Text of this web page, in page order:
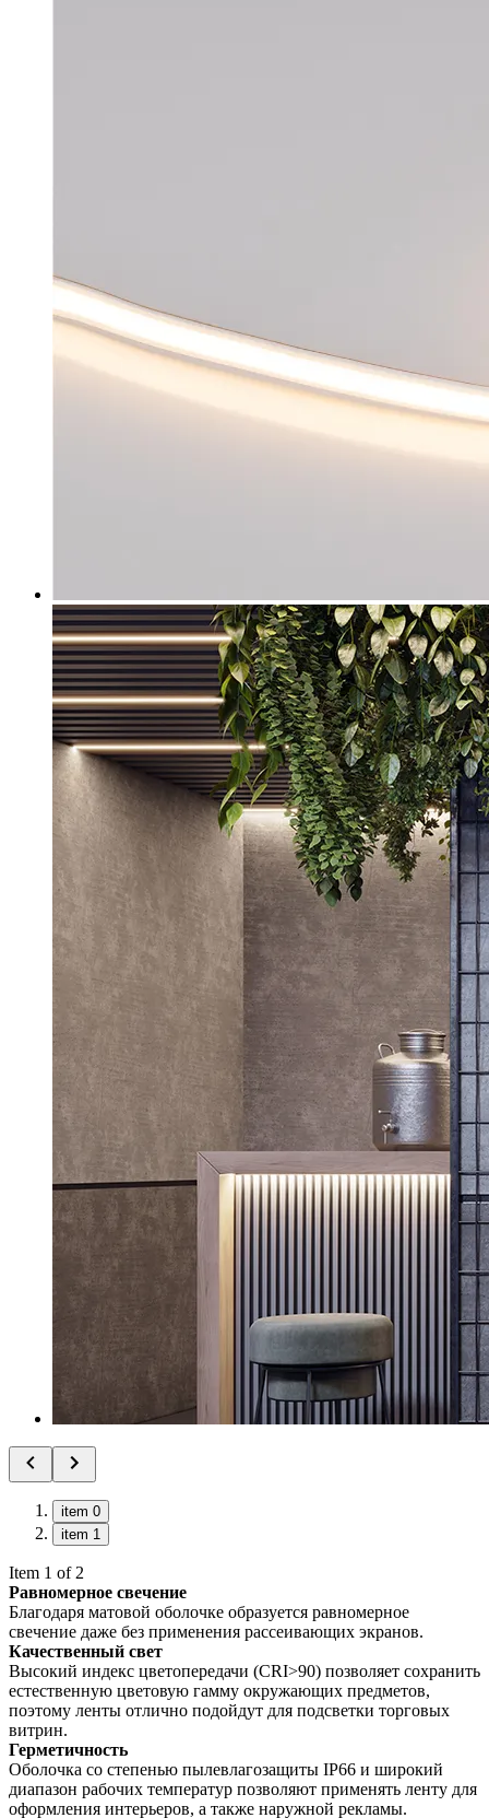
item 0
item 1
Item 1 of 2
Равномерное свечение
Благодаря матовой оболочке образуется равномерное
свечение даже без применения рассеивающих экранов.
Качественный свет
Высокий индекс цветопередачи (CRI>90) позволяет сохранить
естественную цветовую гамму окружающих предметов,
поэтому ленты отлично подойдут для подсветки торговых
витрин.
Герметичность
Оболочка со степенью пылевлагозащиты IP66 и широкий
диапазон рабочих температур позволяют применять ленту для
оформления интерьеров, а также наружной рекламы.